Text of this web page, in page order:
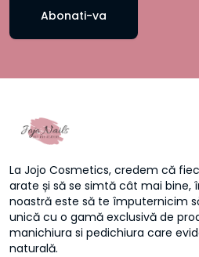
Abonati-va
La Jojo Cosmetics, credem că
arate și să se simtă cât mai bine,
noastră este să te împuternicim
unică cu o gamă exclusivă de
manichiura si pedichiura care
naturală.